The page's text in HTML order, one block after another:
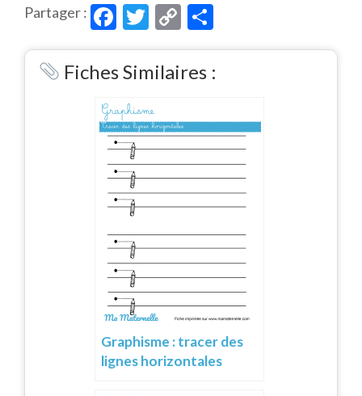
Partager : Facebook
Twitter
Copy
Link
Fiches Similaires :
Graphisme : tracer des
lignes horizontales